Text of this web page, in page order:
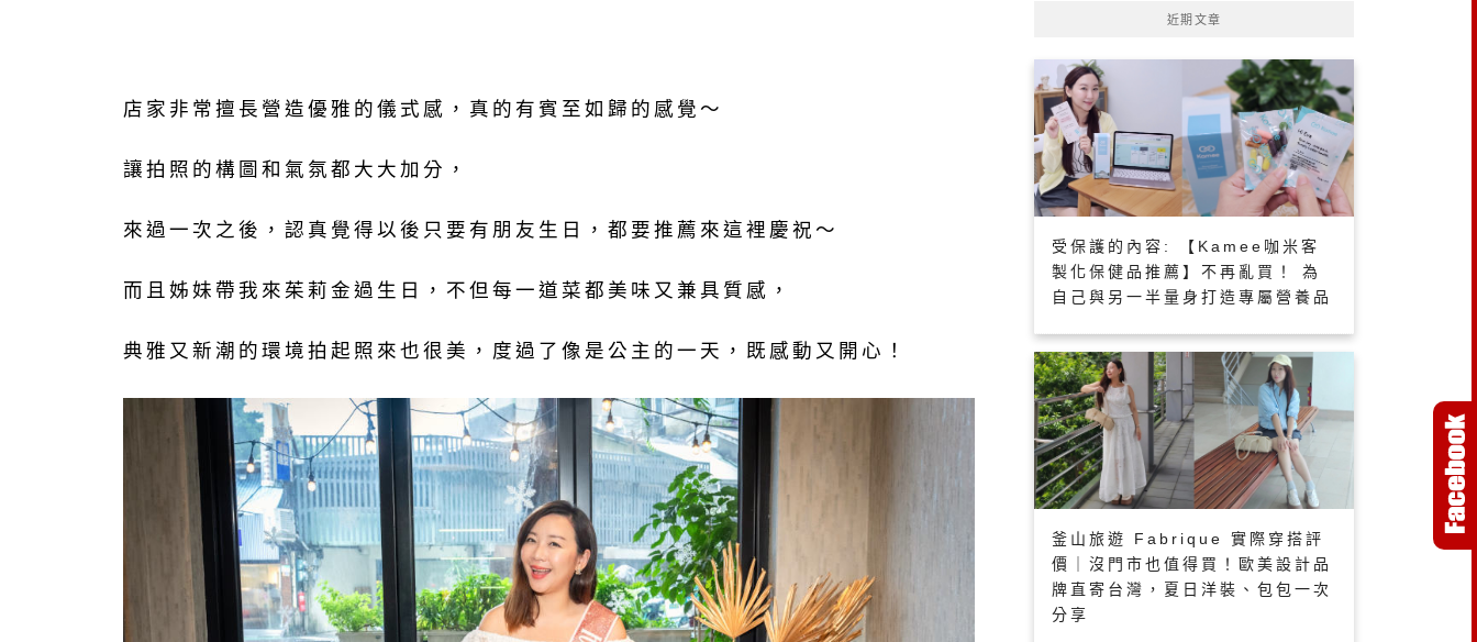
店家非常擅長營造優雅的儀式感，真的有賓至如歸的感覺～
讓拍照的構圖和氣氛都大大加分，
來過一次之後，認真覺得以後只要有朋友生日，都要推薦來這裡慶祝～
而且姊妹帶我來茱莉金過生日，不但每一道菜都美味又兼具質感，
典雅又新潮的環境拍起照來也很美，度過了像是公主的一天，既感動又開心！
近期文章
受保護的內容: 【Kamee咖米客
製化保健品推薦】不再亂買！ 為
自己與另一半量身打造專屬營養品
釜山旅遊 Fabrique 實際穿搭評
價｜沒門市也值得買！歐美設計品
牌直寄台灣，夏日洋裝、包包一次
分享